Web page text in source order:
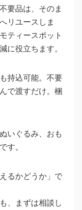
要品は、そのま
リユースしま
ティースポット
に役立ちます。
持込可能。不要
で渡すだけ。梱
いぐるみ、おも
す。
るかどうか」で
、まずは相談し